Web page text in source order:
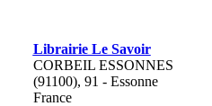
Librairie Le Savoir
CORBEIL ESSONNES
(91100), 91 - Essonne
France